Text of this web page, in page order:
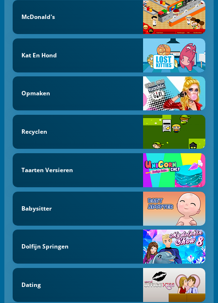
McDonald's
Kat En Hond
Opmaken
Recyclen
Taarten Versieren
Babysitter
Dolfijn Springen
Dating